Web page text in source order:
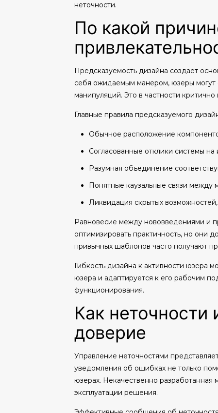
неточности.
По какой
Предсказуемость дизайна создает
себя ожидаемым манером, юзеры могут
манипуляций. Это в частности
Главные правила предсказуемого
Обычное расположение
Согласованные отклики системы
Разумная объединение
Понятные каузальные связи между
Ликвидация скрытых
Равновесие между нововведениями и
оптимизировать практичность, но они
привычных шаблонов часто получают
Гибкость дизайна к активности юзера
юзера и адаптируется к его рабочим
функционирования.
Как
доверие
Управление неточностями
уведомления об ошибках не только
юзерах. Некачественно разработанная
эксплуатации решения.